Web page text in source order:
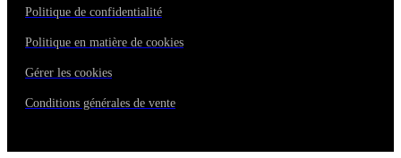
Politique de confidentialité
Politique en matière de cookies
Gérer les cookies
Conditions générales de vente